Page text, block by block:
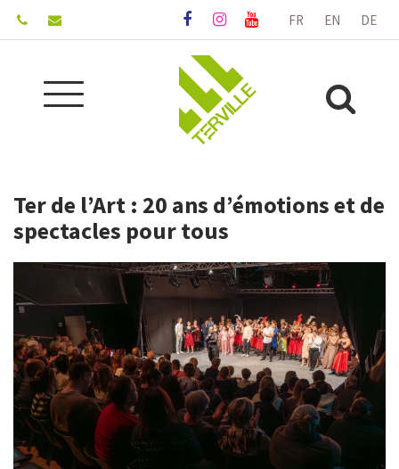
FR EN DE
Lien
le
compte
Facebook
Lien
le
compte
Instagram
Lien
chaîne
Youtube
Aller
à
Ter de l’Art : 20 ans d’émotions et de
spectacles pour tous